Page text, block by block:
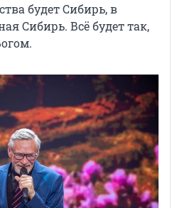
будет Сибирь, в
Сибирь. Всё будет так,